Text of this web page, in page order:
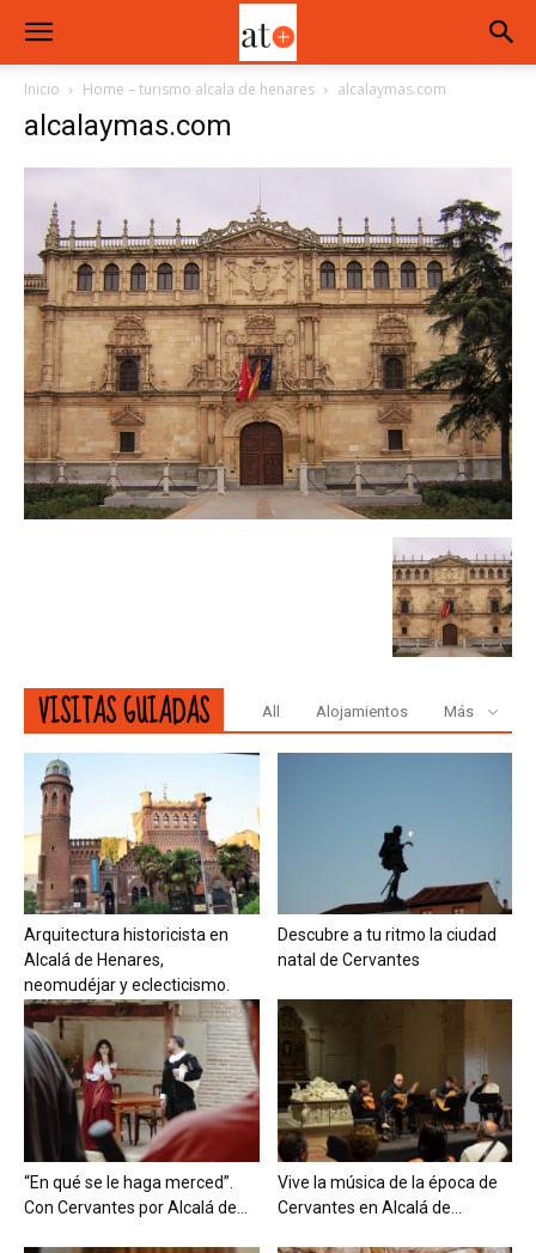
Inicio Home – turismo alcala de henares alcalaymas.com
alcalaymas.com
VISITAS GUIADAS All Alojamientos Más
Arquitectura historicista en
Alcalá de Henares,
neomudéjar y eclecticismo.
Descubre a tu ritmo la ciudad
natal de Cervantes
“En qué se le haga merced”.
Con Cervantes por Alcalá de...
Vive la música de la época de
Cervantes en Alcalá de...